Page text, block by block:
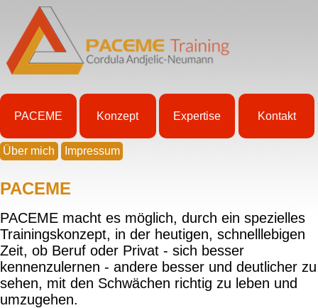
PACEME Konzept Expertise Kontakt
Über mich Impressum
PACEME
PACEME macht es möglich, durch ein spezielles
Trainingskonzept, in der heutigen, schnelllebigen
Zeit, ob Beruf oder Privat - sich besser
kennenzulernen - andere besser und deutlicher zu
sehen, mit den Schwächen richtig zu leben und
umzugehen.